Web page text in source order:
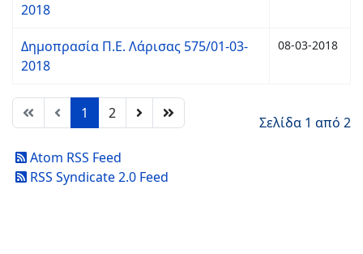
2018
Δημοπρασία Π.Ε. Λάρισας 575/01-03-
2018
08-03-2018
1 2
Σελίδα 1 από 2
Atom RSS Feed
RSS Syndicate 2.0 Feed